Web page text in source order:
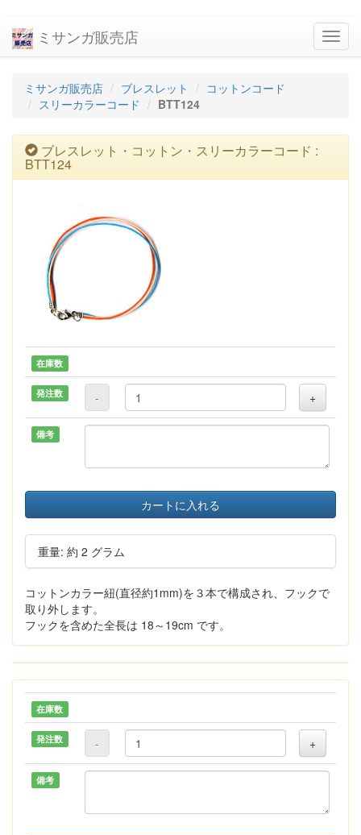
ミサンガ販売店
ミサンガ販売店 ブレスレット
コットンコード
スリーカラーコード
BTT124
ブレスレット・コットン・スリーカラーコード :
BTT124
在庫数
発注数 - +
備考
カートに入れる
重量: 約 2 グラム
コットンカラー紐(直径約1mm)を３本で構成され、フックで
取り外します。
フックを含めた全長は 18～19cm です。
在庫数
発注数 - +
備考